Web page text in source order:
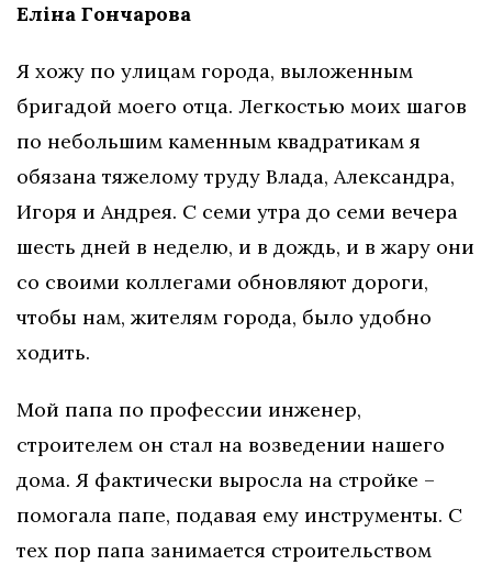
Еліна Гончарова
Я хожу по улицам города, выложенным
бригадой моего отца. Легкостью моих шагов
по небольшим каменным квадратикам я
обязана тяжелому труду Влада, Александра,
Игоря и Андрея. С семи утра до семи вечера
шесть дней в неделю, и в дождь, и в жару они
со своими коллегами обновляют дороги,
чтобы нам, жителям города, было удобно
ходить.
Мой папа по профессии инженер,
строителем он стал на возведении нашего
дома. Я фактически выросла на стройке –
помогала папе, подавая ему инструменты. С
тех пор папа занимается строительством